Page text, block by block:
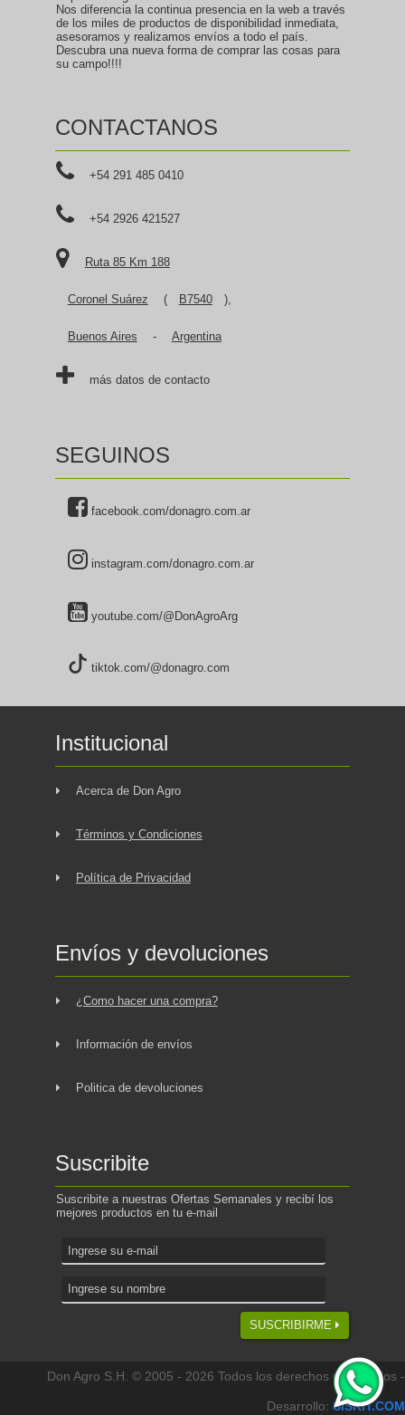
Nos diferencia la continua presencia en la web a través
de los miles de productos de disponibilidad inmediata,
asesoramos y realizamos envíos a todo el país.
Descubra una nueva forma de comprar las cosas para
su campo!!!!
CONTACTANOS
+54 291 485 0410
+54 2926 421527
Ruta 85 Km 188
Coronel Suárez ( B7540 ),
Buenos Aires - Argentina
más datos de contacto
SEGUINOS
facebook.com/donagro.com.ar
instagram.com/donagro.com.ar
youtube.com/@DonAgroArg
tiktok.com/@donagro.com
Institucional
Acerca de Don Agro
Términos y Condiciones
Política de Privacidad
Envíos y devoluciones
¿Como hacer una compra?
Información de envíos
Politica de devoluciones
Suscribite
Suscribite a nuestras Ofertas Semanales y recibí los
mejores productos en tu e-mail
SUSCRIBIRME
Don Agro S.H. © 2005 - 2026 Todos los derechos reservados -
Desarrollo: SISKIT.COM